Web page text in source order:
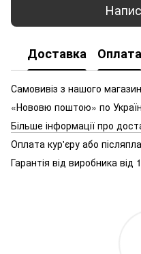
Доставка Оплата
Самовивіз з нашого
«Нововю поштою» по
Більше інформації про
Оплата кур'єру або
Гарантія від виробника від